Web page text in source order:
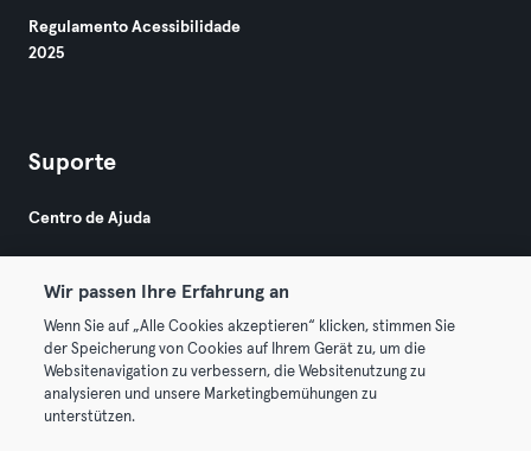
Regulamento Acessibilidade
2025
Suporte
Centro de Ajuda
© 2026 Urban Sports Group GmbH. All rights reserved.
Termos & Condições
Wir passen Ihre Erfahrung an
Wenn Sie auf „Alle Cookies akzeptieren“ klicken, stimmen Sie
der Speicherung von Cookies auf Ihrem Gerät zu, um die
Websitenavigation zu verbessern, die Websitenutzung zu
analysieren und unsere Marketingbemühungen zu
unterstützen.